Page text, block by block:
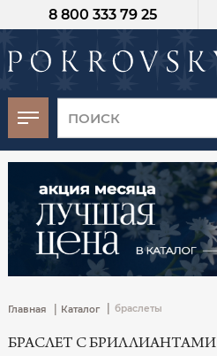
8 800 333 79 25
Главная | Каталог браслеты
БРАСЛЕТ С БРИЛЛИАНТАМИ
-30%
от 15 дней с
момента оплаты